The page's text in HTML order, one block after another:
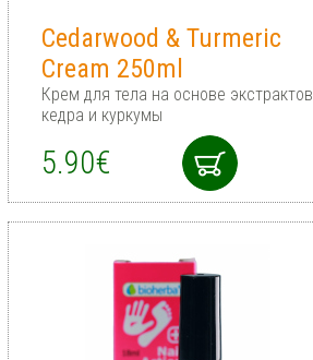
Cedarwood & Turmeric
Cream 250ml
Крем для тела на основе экстрактов
кедра и куркумы
5.90€